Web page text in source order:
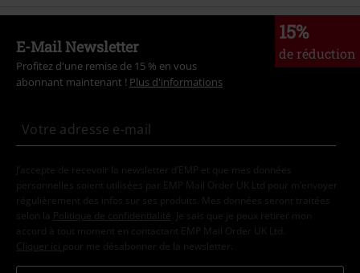
15%
de réduction
E-Mail Newsletter
Profitez d'une remise de 15 % en vous
abonnant maintenant ! Plus d'informations
J’accepte de recevoir la newsletter d’EMP et que mes données
personnelles soient utilisées par EMP Mail Order UK Ltd pour m’envoyer
régulièrement des infos sur ses produits. Mes données seront traitées
selon la
Politique de confidentialité . Je sais que je peux retirer mon
accord à tout moment en contactant EMP Mail Order UK Ltd.
Cliquer ici pour me désabonner de la newsletter.